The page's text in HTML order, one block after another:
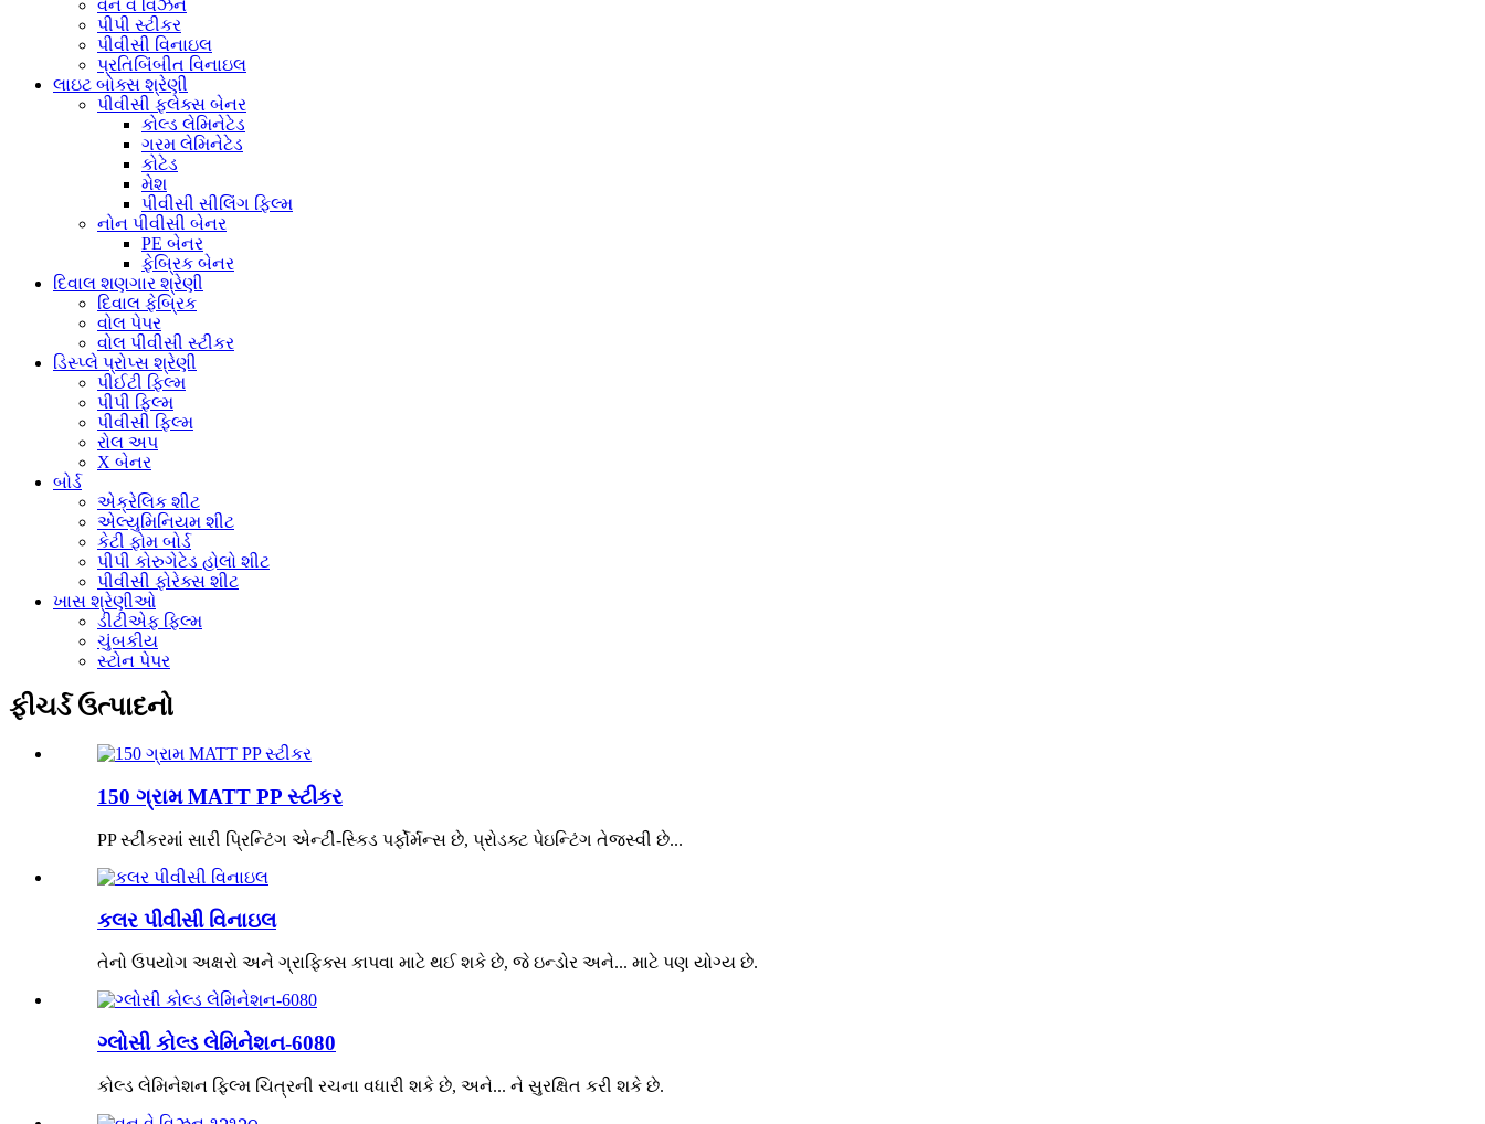
વન વે વિઝન
પીપી સ્ટીકર
પીવીસી વિનાઇલ
પ્રતિબિંબીત વિનાઇલ
લાઇટ બોક્સ શ્રેણી
પીવીસી ફ્લેક્સ બેનર
કોલ્ડ લેમિનેટેડ
ગરમ લેમિનેટેડ
કોટેડ
મેશ
પીવીસી સીલિંગ ફિલ્મ
નોન પીવીસી બેનર
PE બેનર
ફેબ્રિક બેનર
દિવાલ શણગાર શ્રેણી
દિવાલ ફેબ્રિક
વોલ પેપર
વોલ પીવીસી સ્ટીકર
ડિસ્પ્લે પ્રોપ્સ શ્રેણી
પીઈટી ફિલ્મ
પીપી ફિલ્મ
પીવીસી ફિલ્મ
રોલ અપ
X બેનર
બોર્ડ
એક્રેલિક શીટ
એલ્યુમિનિયમ શીટ
કેટી ફોમ બોર્ડ
પીપી કોરુગેટેડ હોલો શીટ
પીવીસી ફોરેક્સ શીટ
ખાસ શ્રેણીઓ
ડીટીએફ ફિલ્મ
ચુંબકીય
સ્ટોન પેપર
ફીચર્ડ ઉત્પાદનો
150 ગ્રામ MATT PP સ્ટીકર
PP સ્ટીકરમાં સારી પ્રિન્ટિંગ એન્ટી-સ્કિડ પર્ફોર્મન્સ છે, પ્રોડક્ટ પેઇન્ટિંગ તેજસ્વી છે...
કલર પીવીસી વિનાઇલ
તેનો ઉપયોગ અક્ષરો અને ગ્રાફિક્સ કાપવા માટે થઈ શકે છે, જે ઇન્ડોર અને... માટે પણ યોગ્ય છે.
ગ્લોસી કોલ્ડ લેમિનેશન-6080
કોલ્ડ લેમિનેશન ફિલ્મ ચિત્રની રચના વધારી શકે છે, અને... ને સુરક્ષિત કરી શકે છે.